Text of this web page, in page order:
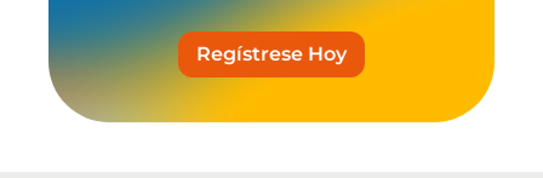
Regístrese Hoy